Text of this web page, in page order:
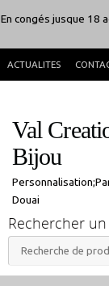
En congés jusque 18
ACTUALITES
Val
Bijou
Douai
Rechercher
Recherche
pour :